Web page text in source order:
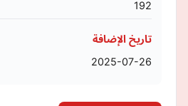
192
تاريخ الإضافة
2025-07-26